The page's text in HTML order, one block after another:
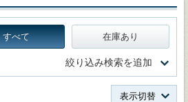
すべて 在庫あり
絞り込み検索を追加
表示切替